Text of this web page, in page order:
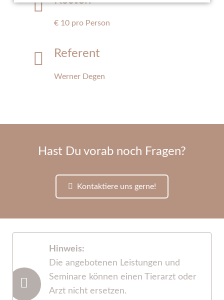
€ 10 pro Person
Referent
Werner Degen
Hast Du vorab noch Fragen?
Kontaktiere uns gerne!
Hinweis:
Die angebotenen Leistungen und
Seminare können einen Tierarzt oder
Arzt nicht ersetzen.